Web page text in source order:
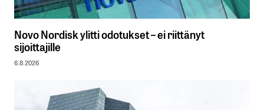
Novo Nordisk ylitti odotukset – ei riittänyt
sijoittajille
6.8.2026